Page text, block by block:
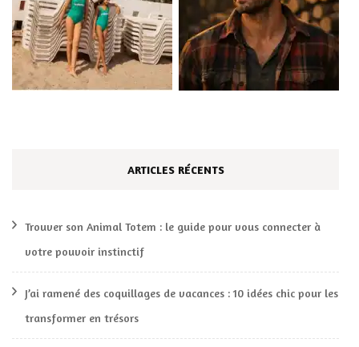
ARTICLES RÉCENTS
Trouver son Animal Totem : le guide pour vous connecter à
votre pouvoir instinctif
J’ai ramené des coquillages de vacances : 10 idées chic pour les
transformer en trésors